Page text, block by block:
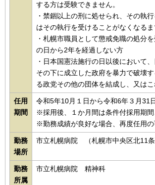
する方は受験できません。
・禁錮以上の刑に処せられ、その執
はその執行を受けることがなくなる
・札幌市職員として懲戒免職の処分
の日から2年を経過しない方
・日本国憲法施行の日以後において
その下に成立した政府を暴力で破壊
る政党その他の団体を結成し、又は
任用
期間
令和5年10月１日から令和6年３月31
※採用後、１か月間は条件付採用期間
※勤務成績が良好な場合、再度任用の
勤務
場所
市立札幌病院 （札幌市中央区北11条
勤務
所属
市立札幌病院 精神科